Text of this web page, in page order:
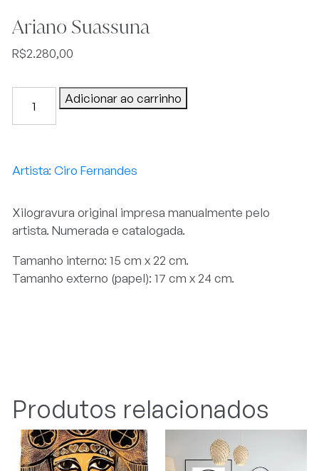
Ariano Suassuna
R$2.280,00
Suassuna
Adicionar ao carrinho
Ciro Fernandes
Xilogravura original impresa manualmente pelo
artista. Numerada e catalogada.
Tamanho interno: 15 cm x 22 cm.
Tamanho externo (papel): 17 cm x 24 cm.
Produtos relacionados